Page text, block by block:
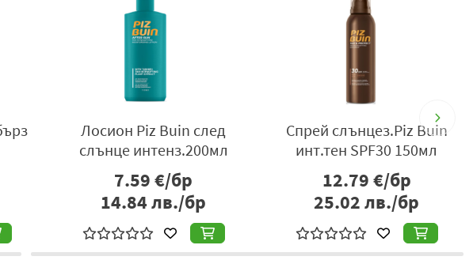
който доказано засилва издръжливостта на кожата на слънце. Осигурява
помага да се увеличи толерантността на клетките на кожата към
обилно и равномерно преди излагане на слънце. Нанасяйте често,
слънчева светлина.
Лосион Piz Buin след
слънце интенз.200мл
7.59€/бр
14.84лв./бр
Спрей слънцез.Piz Buin
инт.тен SPF30 150мл
12.79€/бр
25.02лв./бр